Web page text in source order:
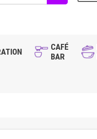
CAFÉ
BAR